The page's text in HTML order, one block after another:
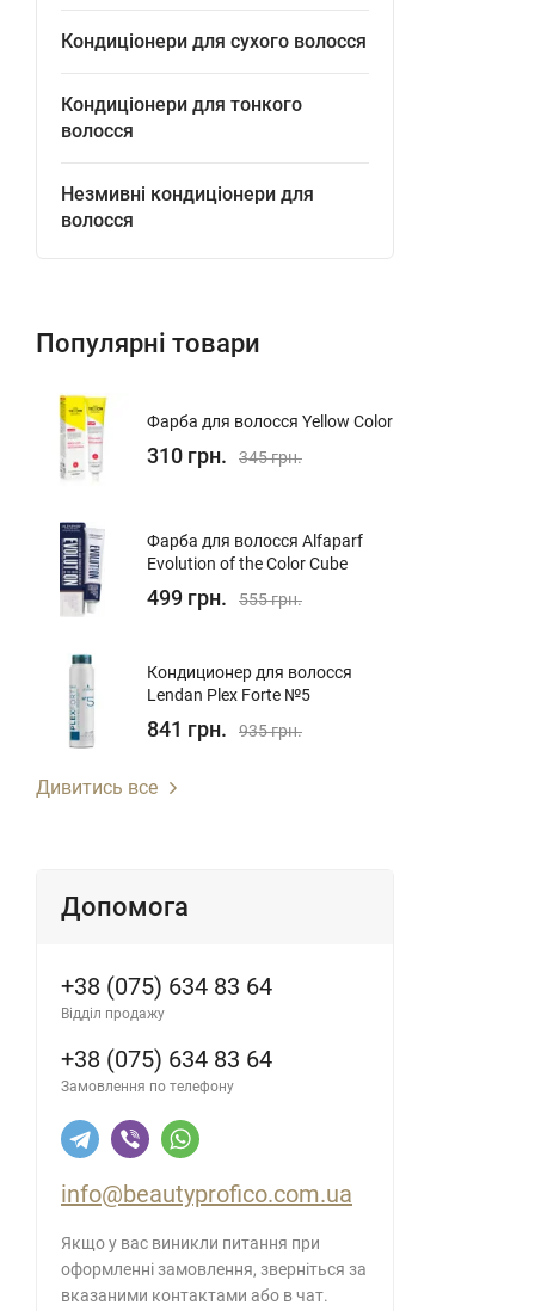
Кондиціонери для сухого волосся
Кондиціонери для тонкого
волосся
Незмивні кондиціонери для
волосся
Популярні товари
Фарба для волосся Yellow Color
310 грн. 345 грн.
Фарба для волосся Alfaparf
Evolution of the Color Cube
499 грн. 555 грн.
Кондиционер для волосcя
Lendan Plex Forte №5
841 грн. 935 грн.
Дивитись все
Допомога
+38 (075) 634 83 64
Відділ продажу
+38 (075) 634 83 64
Замовлення по телефону
info@beautyprofico.com.ua
Якщо у вас виникли питання при
оформленні замовлення, зверніться за
вказаними контактами або в чат.